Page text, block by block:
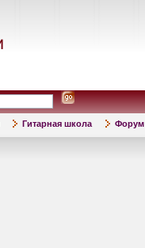
Гитарная школа Форум